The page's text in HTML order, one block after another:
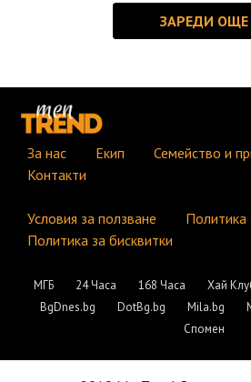
За нас Екип
Семейство и
Контакти
Условия за ползване
Политика
Политика за бисквитки
МГБ 24 Часа 168 Часа Хай
BgDnes.bg
DotBg.bg Mila.bg
Спомен